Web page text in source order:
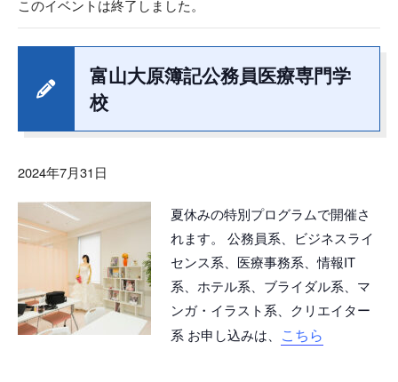
このイベントは終了しました。
富山大原簿記公務員医療専門学
校
2024年7月31日
夏休みの特別プログラムで開催さ
れます。 公務員系、ビジネスライ
センス系、医療事務系、情報IT
系、ホテル系、ブライダル系、マ
ンガ・イラスト系、クリエイター
系 お申し込みは、 こちら